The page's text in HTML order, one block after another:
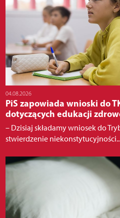
04.08.2026
PiS zapowiada wnioski do
dotyczących edukacji
– Dzisiaj składamy wniosek do
stwierdzenie